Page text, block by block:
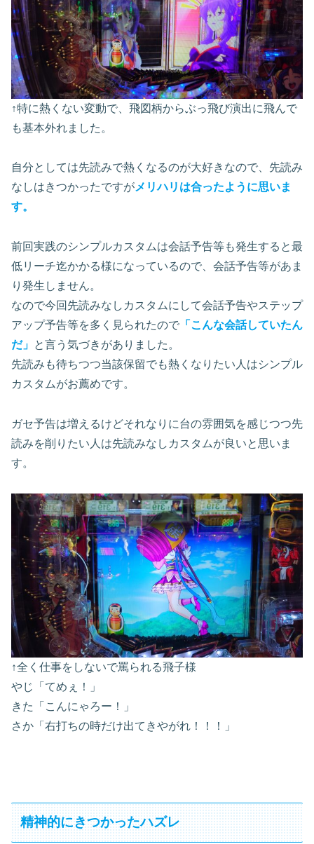
↑特に熱くない変動で、飛図柄からぶっ飛び演出に飛んで
も基本外れました。
自分としては先読みで熱くなるのが大好きなので、先読み
なしはきつかったですがメリハリは合ったように思いま
す。
前回実践のシンプルカスタムは会話予告等も発生すると最
低リーチ迄かかる様になっているので、会話予告等があま
り発生しません。
なので今回先読みなしカスタムにして会話予告やステップ
アップ予告等を多く見られたので 「こんな会話していたん
だ」 と言う気づきがありました。
先読みも待ちつつ当該保留でも熱くなりたい人はシンプル
カスタムがお薦めです。
ガセ予告は増えるけどそれなりに台の雰囲気を感じつつ先
読みを削りたい人は先読みなしカスタムが良いと思いま
す。
↑全く仕事をしないで罵られる飛子様
やじ「てめぇ！」
きた「こんにゃろー！」
さか「右打ちの時だけ出てきやがれ！！！」
精神的にきつかったハズレ